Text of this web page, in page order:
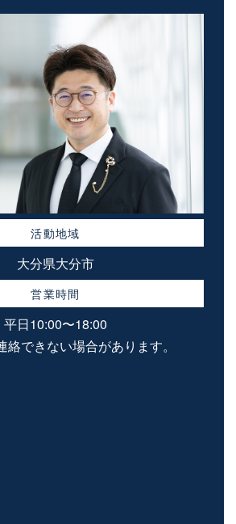
活動地域
大分県大分市
営業時間
平日10:00〜18:00
絡できない場合があります。